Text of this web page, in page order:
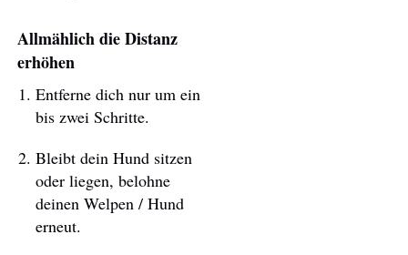
Allmählich die Distanz
erhöhen
Entferne dich nur um ein
bis zwei Schritte.
Bleibt dein Hund sitzen
oder liegen, belohne
deinen Welpen / Hund
erneut.